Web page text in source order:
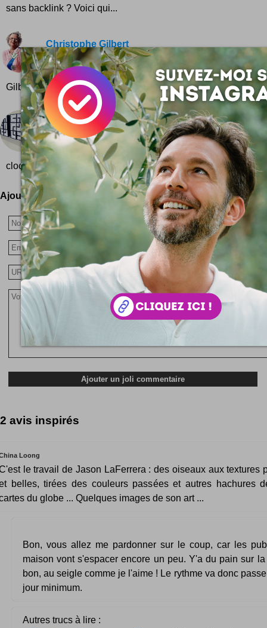
sans backlink ? Voici qui...
Christophe Gilbert
Christophe Gilbert est un Belge magicien de la
Quelques unes des manipulations visuelles
Gilbert ... Et une bonne dose d'humour pour...
The clock clock
Une horloge géante composée de plusieurs
passer des aiguilles analogiques au cadran
clock clock est un projet de Humans...
Ajoutez votre avis !
2 avis inspirés
Loong
le travail de Jason LaFerrera : des oiseaux aux textures
belles, tirées des couleurs passées et autres hachures
du globe ... Quelques images de son art ...
Bon, vous allez me pardonner sur le coup, car les
maison vont s'espacer encore un peu. Y'a du pain sur
bon, au seigle comme je l'aime ! Le rythme va donc
jour minimum.
Autres trucs à lire :